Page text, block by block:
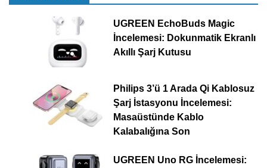
UGREEN EchoBuds Magic
İncelemesi: Dokunmatik Ekranlı
Akıllı Şarj Kutusu
Philips 3’ü 1 Arada Qi Kablosuz
Şarj İstasyonu İncelemesi:
Masaüstünde Kablo
Kalabalığına Son
UGREEN Uno RG İncelemesi: